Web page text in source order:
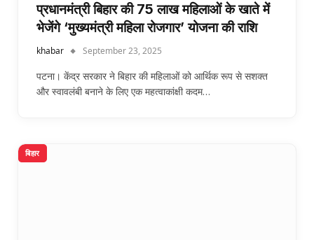
प्रधानमंत्री बिहार की 75 लाख महिलाओं के खाते में
भेजेंगे ‘मुख्यमंत्री महिला रोजगार’ योजना की राशि
khabar September 23, 2025
पटना। केंद्र सरकार ने बिहार की महिलाओं को आर्थिक रूप से सशक्त
और स्वावलंबी बनाने के लिए एक महत्वाकांक्षी कदम…
बिहार